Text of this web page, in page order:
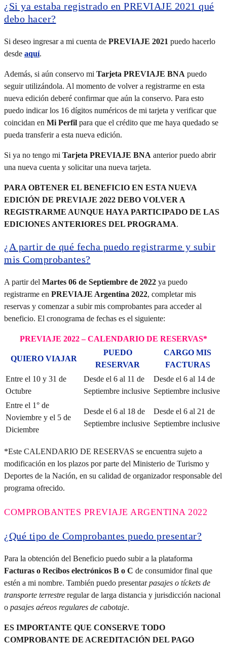
¿Si ya estaba registrado en PREVIAJE 2021 qué
debo hacer?
Si deseo ingresar a mi cuenta de PREVIAJE 2021 puedo hacerlo
desde aquí.
Además, si aún conservo mi Tarjeta PREVIAJE BNA puedo
seguir utilizándola. Al momento de volver a registrarme en esta
nueva edición deberé confirmar que aún la conservo. Para esto
puedo indicar los 16 dígitos numéricos de mi tarjeta y verificar que
coincidan en Mi Perfil para que el crédito que me haya quedado se
pueda transferir a esta nueva edición.
Si ya no tengo mi Tarjeta PREVIAJE BNA anterior puedo abrir
una nueva cuenta y solicitar una nueva tarjeta.
PARA OBTENER EL BENEFICIO EN ESTA NUEVA
EDICIÓN DE PREVIAJE 2022 DEBO VOLVER A
REGISTRARME AUNQUE HAYA PARTICIPADO DE LAS
EDICIONES ANTERIORES DEL PROGRAMA.
¿A partir de qué fecha puedo registrarme y subir
mis Comprobantes?
A partir del Martes 06 de Septiembre de 2022 ya puedo
registrarme en PREVIAJE Argentina 2022, completar mis
reservas y comenzar a subir mis comprobantes para acceder al
beneficio. El cronograma de fechas es el siguiente:
PREVIAJE 2022 – CALENDARIO DE RESERVAS*
QUIERO VIAJAR
PUEDO
RESERVAR
CARGO MIS
FACTURAS
Entre el 10 y 31 de
Octubre
Desde el 6 al 11 de
Septiembre inclusive
Desde el 6 al 14 de
Septiembre inclusive
Entre el 1° de
Noviembre y el 5 de
Diciembre
Desde el 6 al 18 de
Septiembre inclusive
Desde el 6 al 21 de
Septiembre inclusive
*Este CALENDARIO DE RESERVAS se encuentra sujeto a
modificación en los plazos por parte del Ministerio de Turismo y
Deportes de la Nación, en su calidad de organizador responsable del
programa ofrecido.
COMPROBANTES PREVIAJE ARGENTINA 2022
¿Qué tipo de Comprobantes puedo presentar?
Para la obtención del Beneficio puedo subir a la plataforma
Facturas o Recibos electrónicos B o C de consumidor final que
estén a mi nombre. También puedo presentarpasajes o tíckets de
transporte terrestre regular de larga distancia y jurisdicción nacional
o pasajes aéreos regulares de cabotaje.
ES IMPORTANTE QUE CONSERVE TODO
COMPROBANTE DE ACREDITACIÓN DEL PAGO